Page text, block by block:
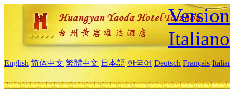
Italiano
English 简体中文 繁體中文 日本語 한국어 Deutsch Français